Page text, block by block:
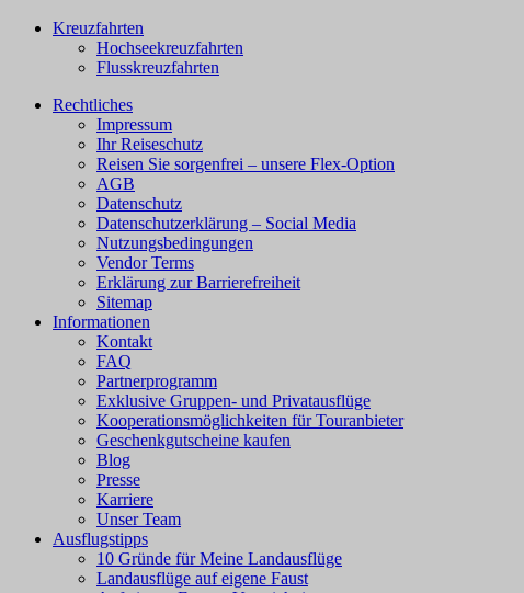
Kreuzfahrten
Hochseekreuzfahrten
Flusskreuzfahrten
Rechtliches
Impressum
Ihr Reiseschutz
Reisen Sie sorgenfrei – unsere Flex-Option
AGB
Datenschutz
Datenschutzerklärung – Social Media
Nutzungsbedingungen
Vendor Terms
Erklärung zur Barrierefreiheit
Sitemap
Informationen
Kontakt
FAQ
Partnerprogramm
Exklusive Gruppen- und Privatausflüge
Kooperationsmöglichkeiten für Touranbieter
Geschenkgutscheine kaufen
Blog
Presse
Karriere
Unser Team
Ausflugstipps
10 Gründe für Meine Landausflüge
Landausflüge auf eigene Faust